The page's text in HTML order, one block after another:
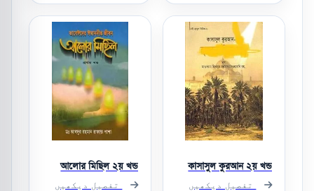
কাসাসুল কুরআন ২য় খন্ড
تفصیل دیکھیں
আলোর মিছিল ২য় খন্ড
تفصیل دیکھیں